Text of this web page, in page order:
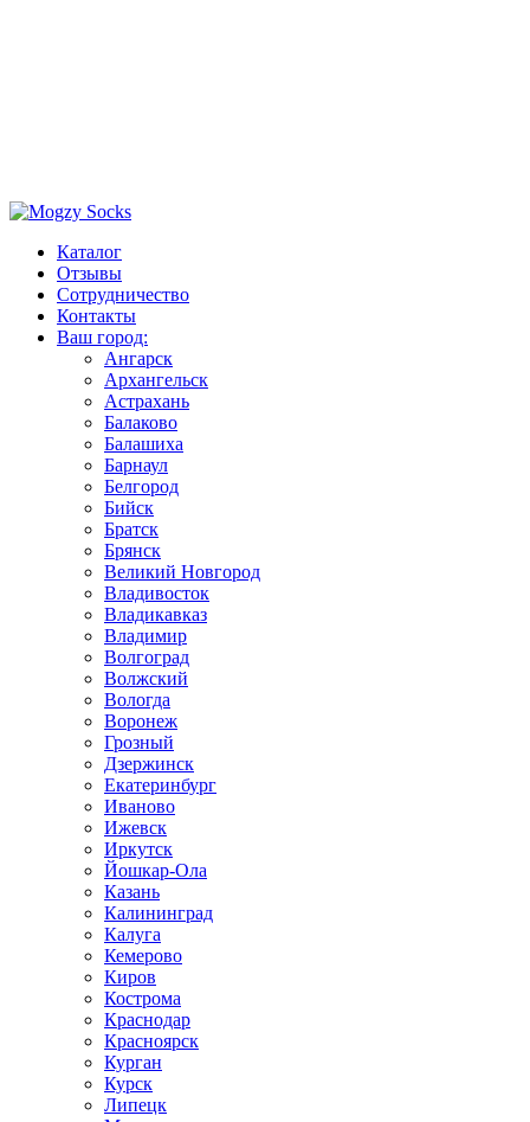
Каталог
Отзывы
Сотрудничество
Контакты
Ваш город:
Ангарск
Архангельск
Астрахань
Балаково
Балашиха
Барнаул
Белгород
Бийск
Братск
Брянск
Великий Новгород
Владивосток
Владикавказ
Владимир
Волгоград
Волжский
Вологда
Воронеж
Грозный
Дзержинск
Екатеринбург
Иваново
Ижевск
Иркутск
Йошкар-Ола
Казань
Калининград
Калуга
Кемерово
Киров
Кострома
Краснодар
Красноярск
Курган
Курск
Липецк